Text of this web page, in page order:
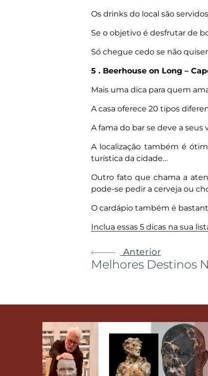
Os drinks do local são
Se o objetivo é desfrutar de
Só chegue cedo se não
5 . Beerhouse on Long –
Mais uma dica para quem
A casa oferece 20 tipos
A fama do bar se deve a
A localização também é
turística da cidade…
Outro fato que chama a
pode-se pedir a cerveja ou
O cardápio também é
Inclua essas 5 dicas na sua
Anterior